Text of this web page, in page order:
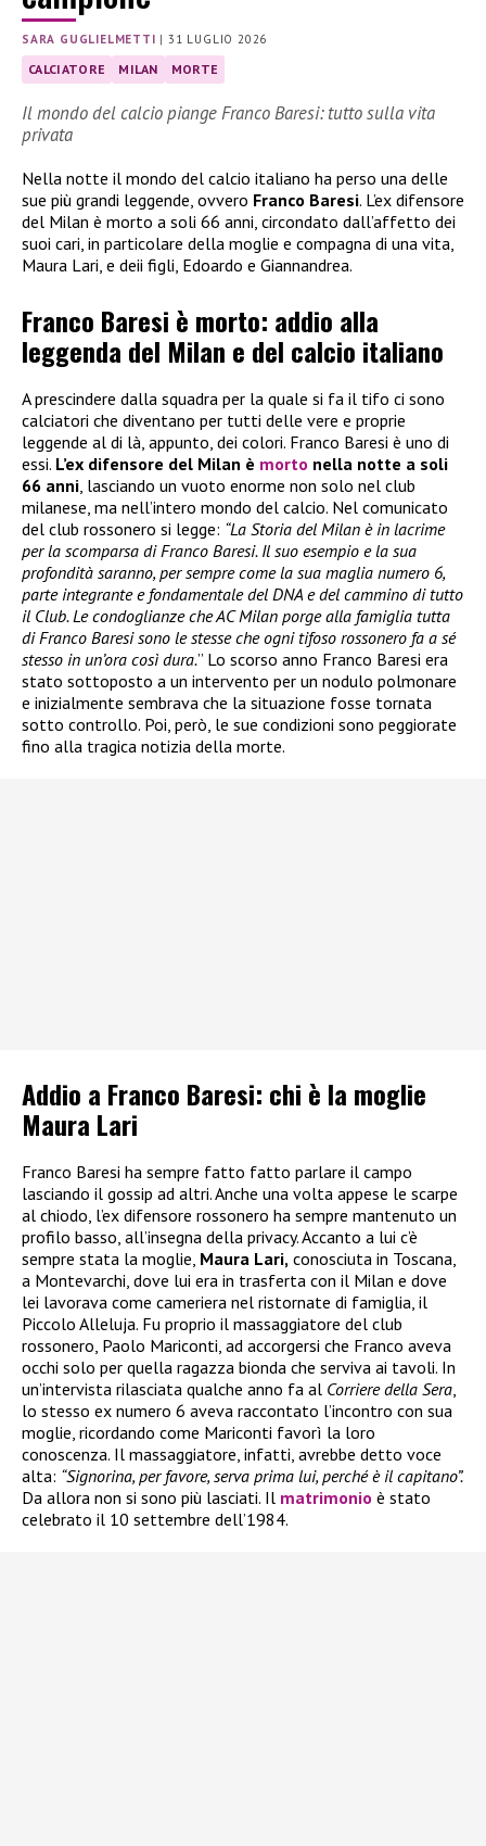
SARA GUGLIELMETTI |31 LUGLIO 2026
CALCIATORE MILAN MORTE
Il mondo del calcio piange Franco Baresi: tutto sulla vita
privata
Nella notte il mondo del calcio italiano ha perso una delle
sue più grandi leggende, ovvero Franco Baresi. L’ex difensore
del Milan è morto a soli 66 anni, circondato dall’affetto dei
suoi cari, in particolare della moglie e compagna di una vita,
Maura Lari, e deii figli, Edoardo e Giannandrea.
Franco Baresi è morto: addio alla
leggenda del Milan e del calcio italiano
A prescindere dalla squadra per la quale si fa il tifo ci sono
calciatori che diventano per tutti delle vere e proprie
leggende al di là, appunto, dei colori. Franco Baresi è uno di
essi. L’ex difensore del Milan è morto nella notte a soli
66 anni , lasciando un vuoto enorme non solo nel club
milanese, ma nell’intero mondo del calcio. Nel comunicato
del club rossonero si legge: “La Storia del Milan è in lacrime
per la scomparsa di Franco Baresi. Il suo esempio e la sua
profondità saranno, per sempre come la sua maglia numero 6,
parte integrante e fondamentale del DNA e del cammino di tutto
il Club. Le condoglianze che AC Milan porge alla famiglia tutta
di Franco Baresi sono le stesse che ogni tifoso rossonero fa a sé
stesso in un’ora così dura.” Lo scorso anno Franco Baresi era
stato sottoposto a un intervento per un nodulo polmonare
e inizialmente sembrava che la situazione fosse tornata
sotto controllo. Poi, però, le sue condizioni sono peggiorate
fino alla tragica notizia della morte.
Addio a Franco Baresi: chi è la moglie
Maura Lari
Franco Baresi ha sempre fatto fatto parlare il campo
lasciando il gossip ad altri. Anche una volta appese le scarpe
al chiodo, l’ex difensore rossonero ha sempre mantenuto un
profilo basso, all’insegna della privacy. Accanto a lui c’è
sempre stata la moglie, Maura Lari, conosciuta in Toscana,
a Montevarchi, dove lui era in trasferta con il Milan e dove
lei lavorava come cameriera nel ristornate di famiglia, il
Piccolo Alleluja. Fu proprio il massaggiatore del club
rossonero, Paolo Mariconti, ad accorgersi che Franco aveva
occhi solo per quella ragazza bionda che serviva ai tavoli. In
un’intervista rilasciata qualche anno fa al Corriere della Sera
lo stesso ex numero 6 aveva raccontato l’incontro con sua
moglie, ricordando come Mariconti favorì la loro
conoscenza. Il massaggiatore, infatti, avrebbe detto voce
alta: “Signorina, per favore, serva prima lui, perché è il capitano”.
Da allora non si sono più lasciati. Il matrimonio è stato
celebrato il 10 settembre dell’1984.